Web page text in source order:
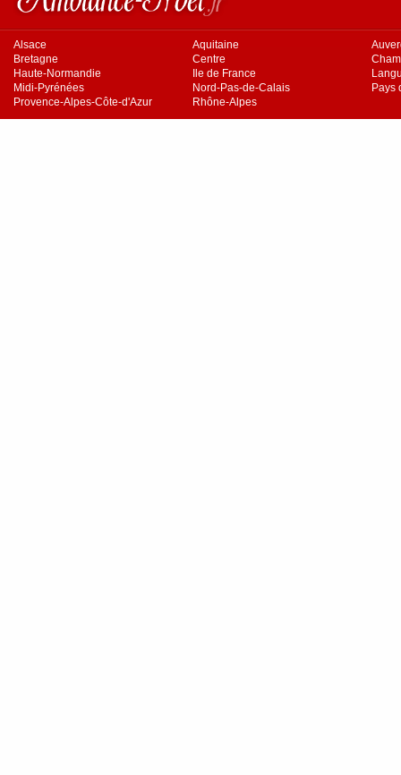
Alsace Aquitaine
Bretagne
Centre
Haute-Normandie
Ile de France
Midi-Pyrénées
Nord-Pas-de-Calais
Pays
Provence-Alpes-Côte-d'Azur
Rhône-Alpes